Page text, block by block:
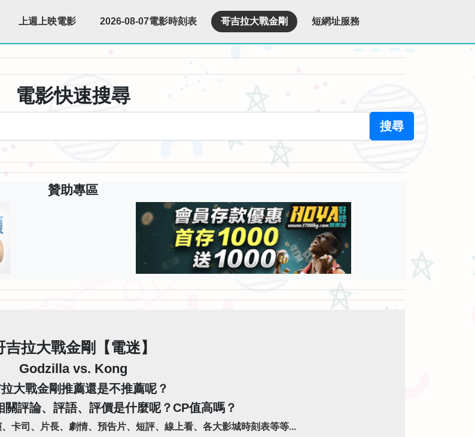
上週上映電影 2026-08-07電影時刻表 哥吉拉大戰金剛 短網址服務
電影快速搜尋
搜尋
贊助專區
吉拉大戰金剛【電迷】
Godzilla vs. Kong
大戰金剛推薦還是不推薦呢？
關評論、評語、評價是什麼呢？CP值高嗎？
卡司、片長、劇情、預告片、短評、線上看、各大影城時刻表等等...